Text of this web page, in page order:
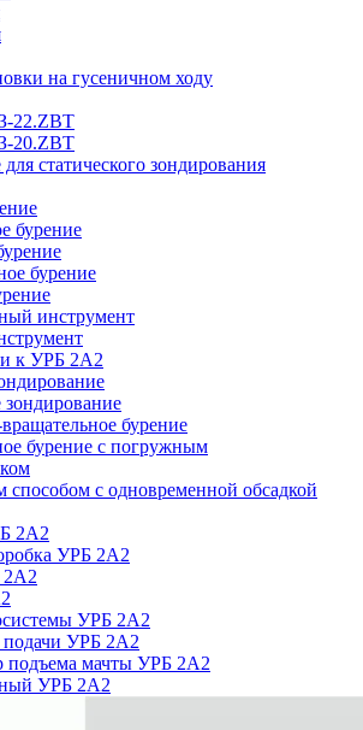
на гусеничном ходу
22.ZBT
20.ZBT
статического зондирования
бурение
бурение
инструмент
к УРБ 2А2
бурение
бурение с погружным
с одновременной обсадкой
2А2
УРБ 2А2
2А2
УРБ 2А2
подачи УРБ 2А2
подъема мачты УРБ 2А2
УРБ 2А2